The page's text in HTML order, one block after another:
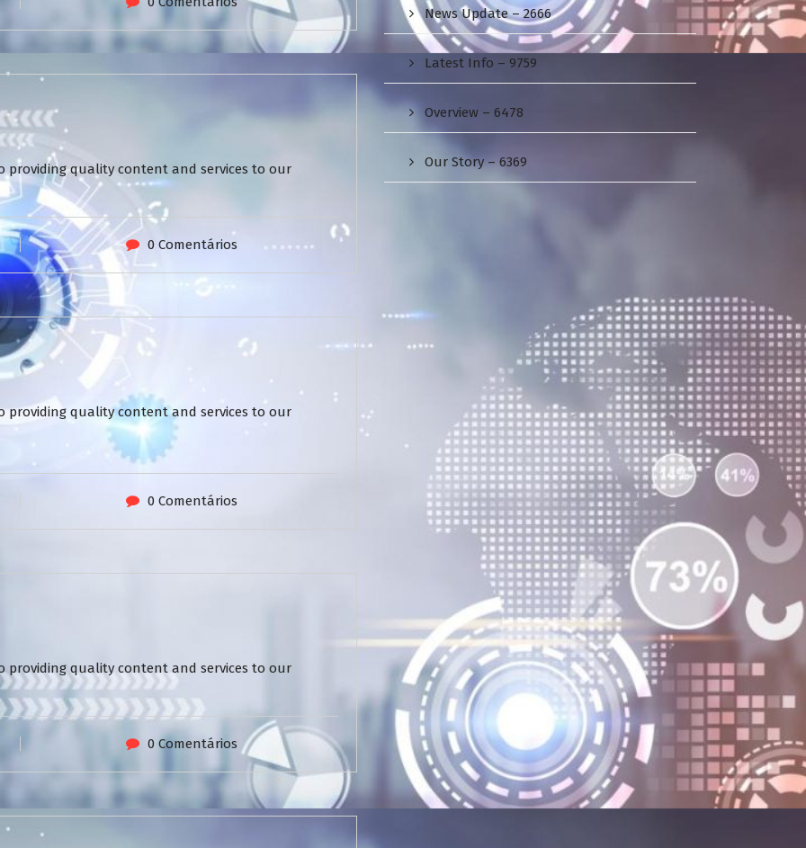
providing quality content and services to our
0 Comentários
providing quality content and services to our
0 Comentários
providing quality content and services to our
0 Comentários
News Update – 2666
Latest Info – 9759
Overview – 6478
Our Story – 6369